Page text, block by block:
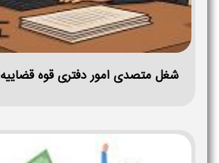
شغل متصدی امور دفتری قوه قضاییه